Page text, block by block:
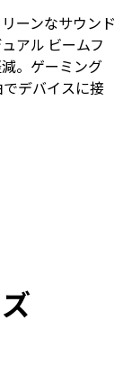
ーンなサウンド
アル ビームフ
。ゲーミング
デバイスに接